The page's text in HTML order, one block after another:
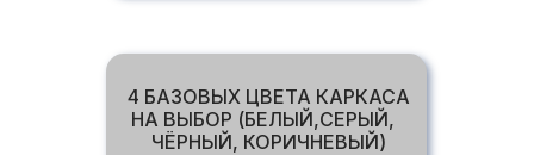
4 БАЗОВЫХ ЦВЕТА КАРКАСА
НА ВЫБОР (БЕЛЫЙ,СЕРЫЙ,
ЧЁРНЫЙ, КОРИЧНЕВЫЙ)